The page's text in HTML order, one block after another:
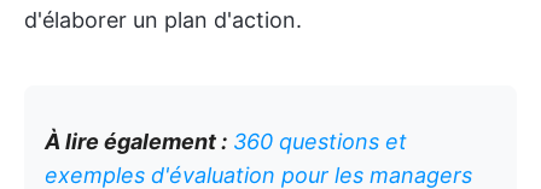
d'élaborer un plan d'action.
À lire également : 360 questions et
exemples d'évaluation pour les managers